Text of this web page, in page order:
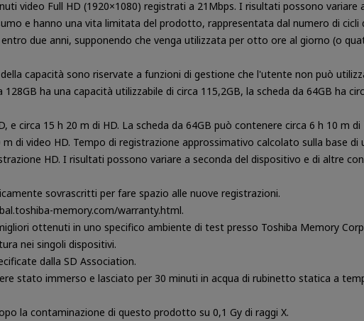
video Full HD (1920×1080) registrati a 21Mbps. I risultati possono variare
e hanno una vita limitata del prodotto, rappresentata dal numero di cicli
due anni, supponendo che venga utilizzata per otto ore al giorno (o
capacità sono riservate a funzioni di gestione che l'utente non può
ha una capacità utilizzabile di circa 115,2GB, la scheda da 64GB ha
e circa 15 h 20 m di HD. La scheda da 64GB può contenere circa 6 h 10 m
di video HD. Tempo di registrazione approssimativo calcolato sulla base
HD. I risultati possono variare a seconda del dispositivo e di altre
sovrascritti per fare spazio alle nuove registrazioni.
memory.com/warranty.html.
ottenuti in uno specifico ambiente di test presso Toshiba Memory
nei singoli dispositivi.
dalla SD Association.
stato immerso e lasciato per 30 minuti in acqua di rubinetto statica a
la contaminazione di questo prodotto su 0,1 Gy di raggi X.